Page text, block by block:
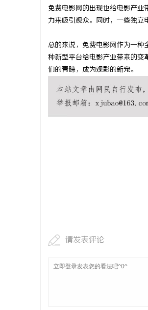
免费电影网的出现也给电影产业
力来吸引观众。同时，一些独立
总的来说，免费电影网作为一种
种新型平台给电影产业带来的变
们的青睐，成为观影的新宠。
请发表评论